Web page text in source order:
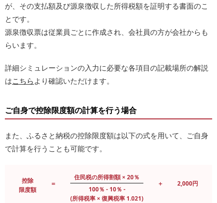
が、その支払額及び源泉徴収した所得税額を証明する書面のこ
とです。
源泉徴収票は従業員ごとに作成され、会社員の方が会社からも
らいます。
詳細シミュレーションの入力に必要な各項目の記載場所の解説
はこちら より確認いただけます。
ご自身で控除限度額の計算を行う場合
また、ふるさと納税の控除限度額は以下の式を用いて、ご自身
で計算を行うことも可能です。
控除
限度額
＝
住民税の所得割額 × 20％
100％ - 10％ -
(所得税率 × 復興税率 1.021)
＋ 2,000円